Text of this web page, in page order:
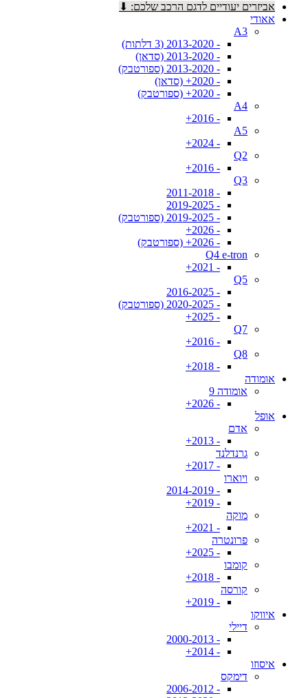
אביזרים יעודיים לדגם הרכב שלכם: ⬇
אאודי
A3
- 2013-2020 (3 דלתות)
- 2013-2020 (סדאן)
- 2013-2020 (ספורטבק)
- 2020+ (סדאן)
- 2020+ (ספורטבק)
A4
- 2016+
A5
- 2024+
Q2
- 2016+
Q3
- 2011-2018
- 2019-2025
- 2019-2025 (ספורטבק)
- 2026+
- 2026+ (ספורטבק)
Q4 e-tron
- 2021+
Q5
- 2016-2025
- 2020-2025 (ספורטבק)
- 2025+
Q7
- 2016+
Q8
- 2018+
אומודה
אומודה 9
- 2026+
אופל
אדם
- 2013+
גרנדלנד
- 2017+
ויוארו
- 2014-2019
- 2019+
מוקה
- 2021+
פרונטרה
- 2025+
קומבו
- 2018+
קורסה
- 2019+
איווקו
דיילי
- 2000-2013
- 2014+
איסוזו
דימקס
- 2006-2012